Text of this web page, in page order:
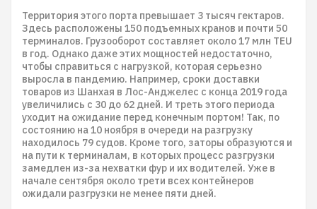
Территория этого порта превышает 3 тысяч гектаров.
Здесь расположены 150 подъемных кранов и почти 50
терминалов. Грузооборот составляет около 17 млн TEU
в год. Однако даже этих мощностей недостаточно,
чтобы справиться с нагрузкой, которая серьезно
выросла в пандемию. Например, сроки доставки
товаров из Шанхая в Лос-Анджелес с конца 2019 года
увеличились с 30 до 62 дней. И треть этого периода
уходит на ожидание перед конечным портом! Так, по
состоянию на 10 ноября в очереди на разгрузку
находилось 79 судов. Кроме того, заторы образуются и
на пути к терминалам, в которых процесс разгрузки
замедлен из-за нехватки фур и их водителей. Уже в
начале сентября около трети всех контейнеров
ожидали разгрузки не менее пяти дней.